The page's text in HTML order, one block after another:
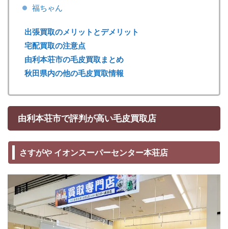
福ちゃん
出張買取のメリットとデメリット
宅配買取の注意点
由利本荘市の毛皮買取まとめ
秋田県内の他の毛皮買取情報
由利本荘市で評判が高い毛皮買取店
さすがや イオンスーパーセンター本荘店